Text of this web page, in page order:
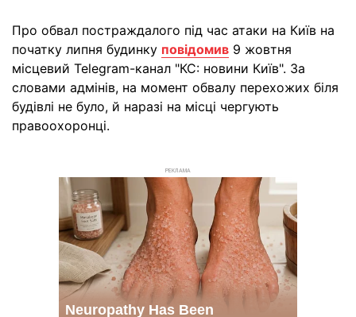
Про обвал постраждалого під час атаки на Київ на
початку липня будинку повідомив 9 жовтня
місцевий Telegram-канал "КС: новини Київ". За
словами адмінів, на момент обвалу перехожих біля
будівлі не було, й наразі на місці чергують
правоохоронці.
РЕКЛАМА